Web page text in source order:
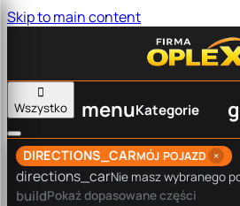
Skip to main content

Wszystko
menuKategorie
DIRECTIONS_CARMÓJ POJAZD ×
directions_carNie masz wybranego
buildPokaż dopasowane części